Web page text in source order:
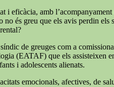
i eficàcia, amb
és greu que els avis perdin els
de greuges com a
(EATAF) que els assisteixen
i adolescents alienats.
emocionals, afectives, de